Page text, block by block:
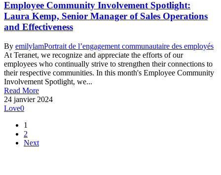
Employee Community Involvement Spotlight:
Laura Kemp, Senior Manager of Sales Operations
and Effectiveness
By emilylamPortrait de l’engagement communautaire des employés
At Teranet, we recognize and appreciate the efforts of our
employees who continually strive to strengthen their connections to
their respective communities. In this month's Employee Community
Involvement Spotlight, we...
Read More
24 janvier 2024
Love0
1
2
Next